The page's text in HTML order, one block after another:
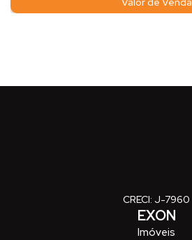
CRECI: J-7960
EXON
Imóveis